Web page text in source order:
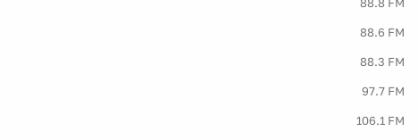
88.8 FM
88.6 FM
88.3 FM
97.7 FM
106.1 FM